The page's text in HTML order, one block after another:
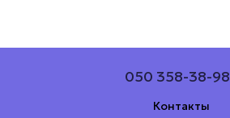
050 358-38-98
Контакты